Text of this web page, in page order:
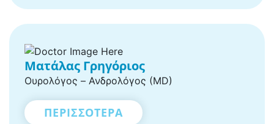
Ματάλας Γρηγόριος
Ουρολόγος – Ανδρολόγος (MD)
ΠΕΡΙΣΣΟΤΕΡΑ